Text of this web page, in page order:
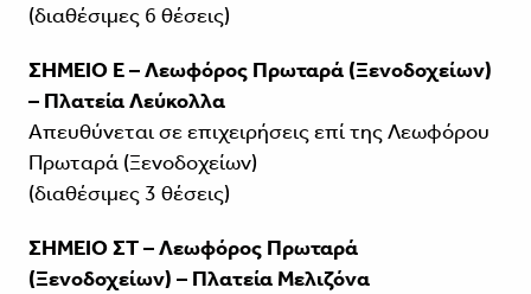
(διαθέσιμες 6 θέσεις)
ΣΗΜΕΙΟ Ε – Λεωφόρος Πρωταρά (Ξενοδοχείων)
– Πλατεία Λεύκολλα
Απευθύνεται σε επιχειρήσεις επί της Λεωφόρου
Πρωταρά (Ξενοδοχείων)
(διαθέσιμες 3 θέσεις)
ΣΗΜΕΙΟ ΣΤ – Λεωφόρος Πρωταρά
(Ξενοδοχείων) – Πλατεία Μελιζόνα